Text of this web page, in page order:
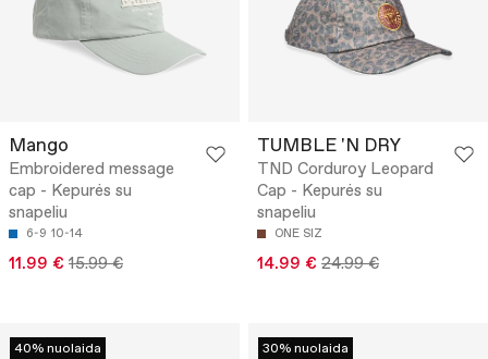
Mango
Embroidered message
cap - Kepurės su
snapeliu
6-9 10-14
11.99 € 15.99 €
TUMBLE 'N DRY
TND Corduroy Leopard
Cap - Kepurės su
snapeliu
ONE SIZ
14.99 € 24.99 €
40% nuolaida 30% nuolaida